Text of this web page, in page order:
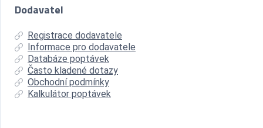
Dodavatel
Registrace dodavatele
Informace pro dodavatele
Databáze poptávek
Často kladené dotazy
Obchodní podmínky
Kalkulátor poptávek